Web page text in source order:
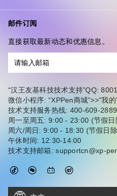
邮件订阅
直接获取最新动态和优惠信息。
“汉王友基科技技术支持”QQ:
微信小程序: “XPPen商城”>>"我
技术支持服务热线: 400-609-
周一至周五: 9:00 - 23:00 (节假日
周六/周日: 9:00 - 18:30 (节假日
午休时间: 12:30-14:00
技术支持邮箱: supportcn@xp-